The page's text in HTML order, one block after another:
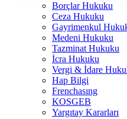
Borçlar Hukuku
Ceza Hukuku
Gayrimenkul
Medeni Hukuku
Tazminat Hukuku
İcra Hukuku
Vergi & İdare
Hap Bilgi
Frenchasıng
KOSGEB
Yargıtay Kararları